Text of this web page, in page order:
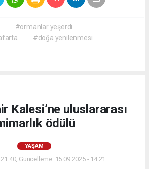
#ormanlar yeşerdi
#doğa yenilenmesi
Kalesi’ne uluslararası
ödülü
YAŞAM
Güncelleme: 15.09.2025 - 14:21